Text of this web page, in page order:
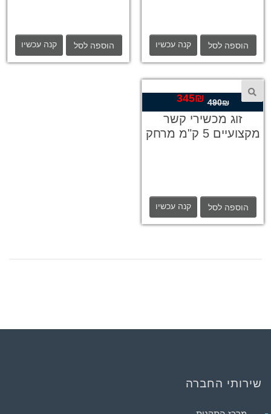
הוספה לסל קנה עכשיו הוספה לסל קנה עכשיו
490₪
המחיר
המקורי
היה:
490₪.
345₪
המחיר
הנוכחי
הוא:
345₪.
זוג מכשירי קשר
מקצועיים 5 ק"מ מרחק
הוספה לסל קנה עכשיו
שירותי החברה